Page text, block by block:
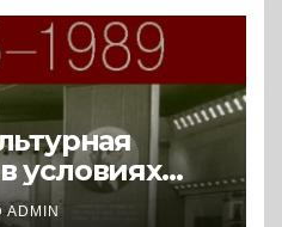
условиях
1945-1989.
ADMIN